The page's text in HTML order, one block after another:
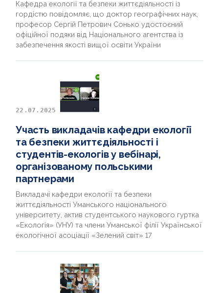
Кафедра екології та безпеки життєдіяльності із
гордістю повідомляє, що доктор географічних наук,
професор Сергій Петрович Сонько удостоєний
офіційної подяки від Національного агентства із
забезпечення якості вищої освіти України
22.07.2025
Участь викладачів кафедри екології
та безпеки життєдіяльності і
студентів-екологів у вебінарі,
організованому польськими
партнерами
Викладачі кафедри екології та безпеки
життєдіяльності Уманського національного
університету, актив студентського наукового гуртка
«Екологія» (УНУ) та члени Уманської філії Української
екологічної асоціації «Зелений світ» 17